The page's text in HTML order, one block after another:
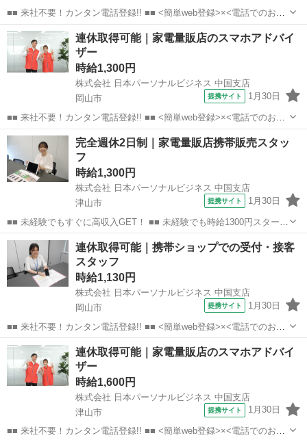
■■ 来社不要！カンタン電話登録!! ■■ <簡単web登録>×<電話でのお仕
事紹介> で、来社なくお仕事探しが可能です♪ 基本情報を入力したら
電話で希望を伝えるだけでOK★ 営業、ラウンダー、事務のお仕事も
あります♪ ご希...
岡山 岡山市 店長
連休取得可能｜家電量販店のスマホアドバイ
ザー
時給1,300円
株式会社 日本パーソナルビジネス 中国支店
岡山市
提携サイト 1月30日
■■ 来社不要！カンタン電話登録!! ■■ <簡単web登録>×<電話でのお仕
事紹介> で、来社なくお仕事探しが可能です♪ 基本情報を入力したら
電話で希望を伝えるだけでOK★ 営業、ラウンダー、事務のお仕事も
あります♪ ご希...
岡山 岡山市 店長
完全週休2日制｜家電量販店携帯販売スタッ
フ
時給1,300円
株式会社 日本パーソナルビジネス 中国支店
津山市
提携サイト 1月30日
■■ 未経験でもすぐに高収入GET！ ■■ 未経験でも時給1300円スタート
なので、すぐに高収入!! 社員登用制度もあるので、ゆくゆくは社員に
なんてキャリアアップも目指せます!! ■■ 来社不要！カンタン電話登
録!! ■■...
岡山 津山市 店長
連休取得可能｜携帯ショップでの受付・接客
スタッフ
時給1,130円
株式会社 日本パーソナルビジネス 中国支店
岡山市
提携サイト 1月30日
■■ 来社不要！カンタン電話登録!! ■■ <簡単web登録>×<電話でのお仕
事紹介> で、来社なくお仕事探しが可能です♪ 基本情報を入力したら
電話で希望を伝えるだけでOK★ 営業、ラウンダー、事務のお仕事も
あります♪ ご希...
岡山 岡山市 店長
連休取得可能｜家電量販店のスマホアドバイ
ザー
時給1,600円
株式会社 日本パーソナルビジネス 中国支店
津山市
提携サイト 1月30日
■■ 来社不要！カンタン電話登録!! ■■ <簡単web登録>×<電話でのお仕